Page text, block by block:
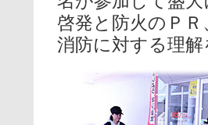
啓発と防火のＰ
消防に対する理